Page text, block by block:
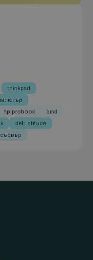
thinkpad
hp probook
amd
dell latitude
сървър